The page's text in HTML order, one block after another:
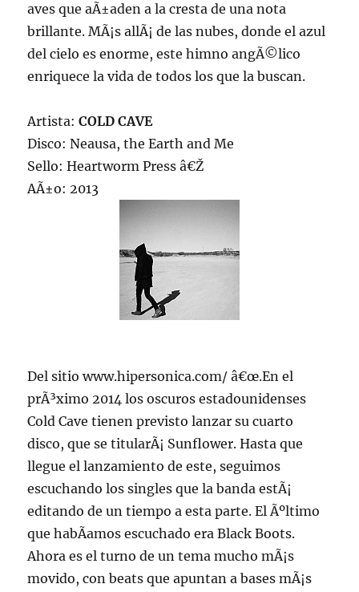
aves que aÃ±aden a la cresta de una nota
brillante. MÃ¡s allÃ¡ de las nubes, donde el azul
del cielo es enorme, este himno angÃ©lico
enriquece la vida de todos los que la buscan.
Artista:COLD CAVE
Disco: Neausa, the Earth and Me
Sello: Heartworm Press â€Ž
AÃ±o: 2013
Del sitio www.hipersonica.com/ â€œ.En el
prÃ³ximo 2014 los oscuros estadounidenses
Cold Cave tienen previsto lanzar su cuarto
disco, que se titularÃ¡ Sunflower. Hasta que
llegue el lanzamiento de este, seguimos
escuchando los singles que la banda estÃ¡
editando de un tiempo a esta parte. El Ãºltimo
que habÃ­amos escuchado era Black Boots.
Ahora es el turno de un tema mucho mÃ¡s
movido, con beats que apuntan a bases mÃ¡s